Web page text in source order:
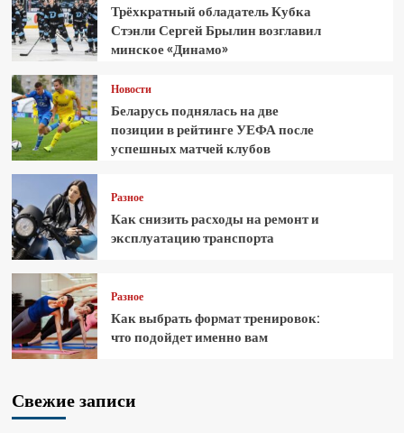
Трёхкратный обладатель Кубка
Стэнли Сергей Брылин возглавил
минское «Динамо»
Новости
Беларусь поднялась на две
позиции в рейтинге УЕФА после
успешных матчей клубов
Разное
Как снизить расходы на ремонт и
эксплуатацию транспорта
Разное
Как выбрать формат тренировок:
что подойдет именно вам
Свежие записи